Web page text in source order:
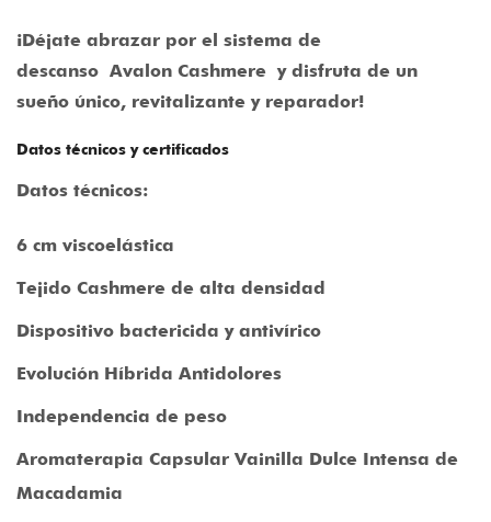
¡Déjate abrazar por el sistema de
descanso Avalon Cashmere y disfruta de un
sueño único, revitalizante y reparador!
Datos técnicos y certificados
Datos técnicos:
6 cm viscoelástica
Tejido Cashmere de alta densidad
Dispositivo bactericida y antivírico
Evolución Híbrida Antidolores
Independencia de peso
Aromaterapia Capsular Vainilla Dulce Intensa de
Macadamia